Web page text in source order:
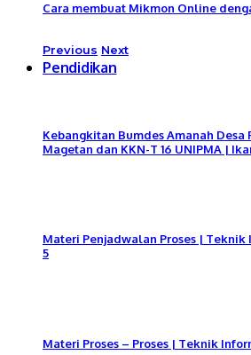
Cara membuat Mikmon Online
Previous Next
Pendidikan
Kebangkitan Bumdes Amanah Desa
Magetan dan KKN-T 16 UNIPMA |
Materi Penjadwalan Proses |
5
Materi Proses – Proses | Teknik